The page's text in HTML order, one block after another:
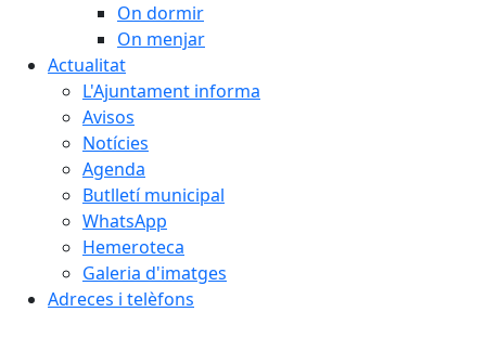
On dormir
On menjar
Actualitat
L'Ajuntament informa
Avisos
Notícies
Agenda
Butlletí municipal
WhatsApp
Hemeroteca
Galeria d'imatges
Adreces i telèfons